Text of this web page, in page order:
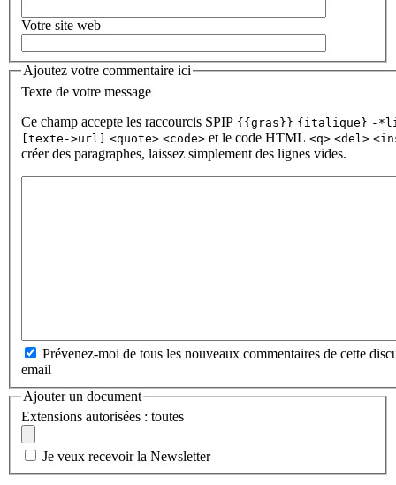
Votre site web
Ajoutez votre commentaire ici
Texte de votre message
Ce champ accepte les raccourcis SPIP {{gras}} {italique} -
[texte->url] <quote> <code> et le code HTML <q> <del>
créer des paragraphes, laissez simplement des lignes vides.
Prévenez-moi de tous les nouveaux commentaires de cette
email
Ajouter un document
Extensions autorisées : toutes
Je veux recevoir la Newsletter